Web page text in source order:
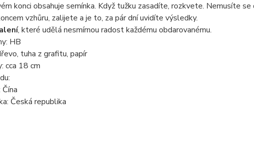
konci obsahuje semínka. Když tužku zasadíte, rozkvete. Nemusíte
vzhůru, zalijete a je to, za pár dní uvidíte výsledky.
, které udělá nesmírnou radost každému obdarovanému.
HB
tuha z grafitu, papír
cca 18 cm
Česká republika